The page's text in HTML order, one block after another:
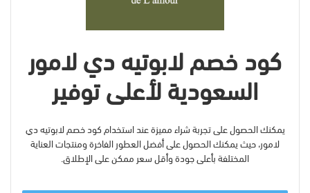
كود خصم لابوتيه دي لامور
السعودية لأعلى توفير
يمكنك الحصول على تجربة شراء مميزة عند استخدام كود خصم لابوتيه دي
لامور، حيث يمكنك الحصول على أفضل العطور الفاخرة ومنتجات العناية
المختلفة بأعلى جودة وأقل سعر ممكن على الإطلاق.